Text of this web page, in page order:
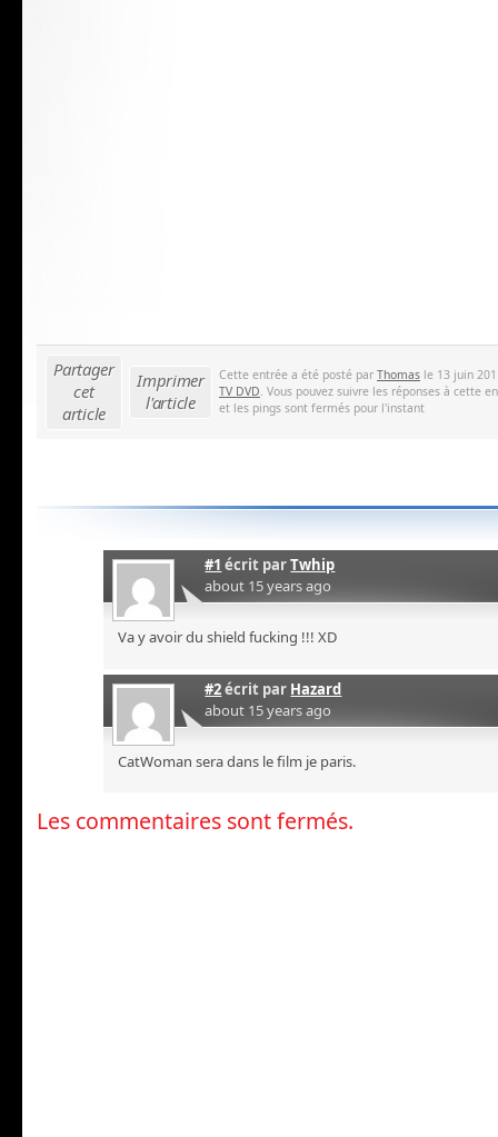
Partager
cet
article
Imprimer
l'article
Cette entrée a été posté par Thomas le 13 juin
TV DVD . Vous pouvez suivre les réponses à cette
et les pings sont fermés pour l'instant
#1 écrit parTwhip
about 15 years ago
Va y avoir du shield fucking !!! XD
#2écrit par Hazard
about 15 years ago
CatWoman sera dans le film je paris.
Les commentaires sont fermés.